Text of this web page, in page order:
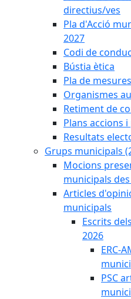
directius/ves
Pla d'Acció
2027
Codi de
Bústia ètica
Pla de
Organismes
Retiment de
Plans accions
Resultats
Grups municipals
Mocions
municipals
Articles
municipals
Escrits
2026
ERC-
PSC